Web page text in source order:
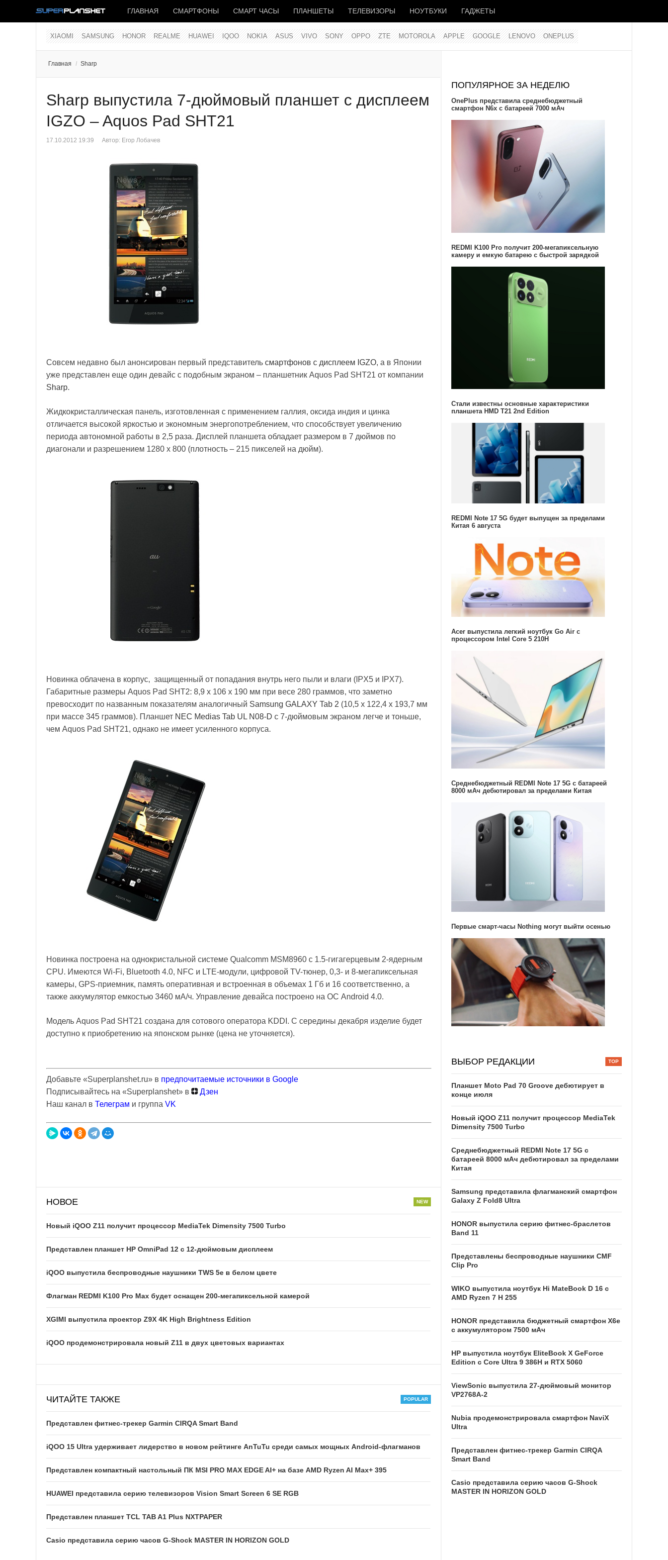
ГЛАВНАЯ СМАРТФОНЫ СМАРТ ЧАСЫ ПЛАНШЕТЫ ТЕЛЕВИЗОРЫ НОУТБУКИ ГАДЖЕТЫ
XIAOMI SAMSUNG HONOR REALME HUAWEI IQOO NOKIA ASUS VIVO SONY OPPO ZTE MOTOROLA APPLE GOOGLE LENOVO ONEPLUS
Главная / Sharp
Sharp выпустила 7-дюймовый планшет с дисплеем
IGZO – Aquos Pad SHT21
17.10.2012 19:39 Автор: Егор Лобачев
Совсем недавно был анонсирован первый представитель смартфонов с дисплеем IGZO, а в Японии
уже представлен еще один девайс с подобным экраном – планшетник Aquos Pad SHT21 от компании
Sharp.
Жидкокристаллическая панель, изготовленная с применением галлия, оксида индия и цинка
отличается высокой яркостью и экономным энергопотреблением, что способствует увеличению
периода автономной работы в 2,5 раза. Дисплей планшета обладает размером в 7 дюймов по
диагонали и разрешением 1280 х 800 (плотность – 215 пикселей на дюйм).
Новинка облачена в корпус, защищенный от попадания внутрь него пыли и влаги (IPX5 и IPX7).
Габаритные размеры Aquos Pad SHT2: 8,9 х 106 х 190 мм при весе 280 граммов, что заметно
превосходит по названным показателям аналогичный Samsung GALAXY Tab 2 (10,5 x 122,4 x 193,7 мм
при массе 345 граммов). Планшет NEC Medias Tab UL N08-D с 7-дюймовым экраном легче и тоньше,
чем Aquos Pad SHT21, однако не имеет усиленного корпуса.
Новинка построена на однокристальной системе Qualcomm MSM8960 с 1.5-гигагерцевым 2-ядерным
CPU. Имеются Wi-Fi, Bluetooth 4.0, NFC и LTE-модули, цифровой TV-тюнер, 0,3- и 8-мегапиксельная
камеры, GPS-приемник, память оперативная и встроенная в объемах 1 Гб и 16 соответственно, а
также аккумулятор емкостью 3460 мА/ч. Управление девайса построено на ОС Android 4.0.
Модель Aquos Pad SHT21 создана для сотового оператора KDDI. С середины декабря изделие будет
доступно к приобретению на японском рынке (цена не уточняется).
Добавьте «Superplanshet.ru» в предпочитаемые источники в Google
Подписывайтесь на «Superplanshet» в
Дзен
Наш канал в Телеграм и группа VK
НОВОЕ
Новый iQOO Z11 получит процессор MediaTek Dimensity 7500 Turbo
Представлен планшет HP OmniPad 12 с 12-дюймовым дисплеем
iQOO выпустила беспроводные наушники TWS 5e в белом цвете
Флагман REDMI K100 Pro Max будет оснащен 200-мегапиксельной камерой
XGIMI выпустила проектор Z9X 4K High Brightness Edition
iQOO продемонстрировала новый Z11 в двух цветовых вариантах
ЧИТАЙТЕ ТАКЖЕ
Представлен фитнес-трекер Garmin CIRQA Smart Band
iQOO 15 Ultra удерживает лидерство в новом рейтинге AnTuTu среди самых мощных Android-флагманов
Представлен компактный настольный ПК MSI PRO MAX EDGE AI+ на базе AMD Ryzen AI Max+ 395
HUAWEI представила серию телевизоров Vision Smart Screen 6 SE RGB
Представлен планшет TCL TAB A1 Plus NXTPAPER
Casio представила серию часов G-Shock MASTER IN HORIZON GOLD
ПОПУЛЯРНОЕ ЗА НЕДЕЛЮ
OnePlus представила среднебюджетный
смартфон N6x с батареей 7000 мАч
REDMI K100 Pro получит 200-мегапиксельную
камеру и емкую батарею с быстрой зарядкой
Стали известны основные характеристики
планшета HMD T21 2nd Edition
REDMI Note 17 5G будет выпущен за пределами
Китая 6 августа
Acer выпустила легкий ноутбук Go Air c
процессором Intel Core 5 210H
Среднебюджетный REDMI Note 17 5G с батареей
8000 мАч дебютировал за пределами Китая
Первые смарт-часы Nothing могут выйти осенью
ВЫБОР РЕДАКЦИИ
Планшет Moto Pad 70 Groove дебютирует в
конце июля
Новый iQOO Z11 получит процессор MediaTek
Dimensity 7500 Turbo
Среднебюджетный REDMI Note 17 5G с
батареей 8000 мАч дебютировал за пределами
Китая
Samsung представила флагманский смартфон
Galaxy Z Fold8 Ultra
HONOR выпустила серию фитнес-браслетов
Band 11
Представлены беспроводные наушники CMF
Clip Pro
WIKO выпустила ноутбук Hi MateBook D 16 с
AMD Ryzen 7 H 255
HONOR представила бюджетный смартфон X6e
с аккумулятором 7500 мАч
HP выпустила ноутбук EliteBook X GeForce
Edition с Core Ultra 9 386H и RTX 5060
ViewSonic выпустила 27-дюймовый монитор
VP2768A-2
Nubia продемонстрировала смартфон NaviX
Ultra
Представлен фитнес-трекер Garmin CIRQA
Smart Band
Casio представила серию часов G-Shock
MASTER IN HORIZON GOLD